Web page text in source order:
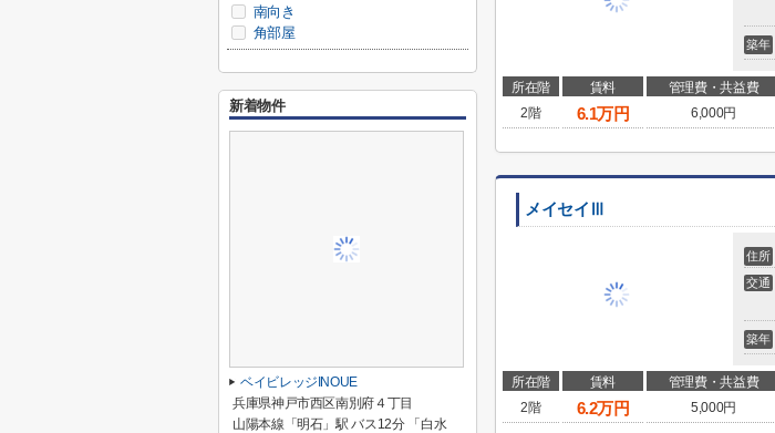
築年
所在階 賃料 管理費・共益費
2階
6.1万円 6,000円
メイセイⅢ
住所
交通
築年
所在階 賃料 管理費・共益費
2階
6.2万円 5,000円
南向き
角部屋
新着物件
ベイビレッジINOUE
兵庫県神戸市西区南別府４丁目
山陽本線「明石」駅 バス12分 「白水